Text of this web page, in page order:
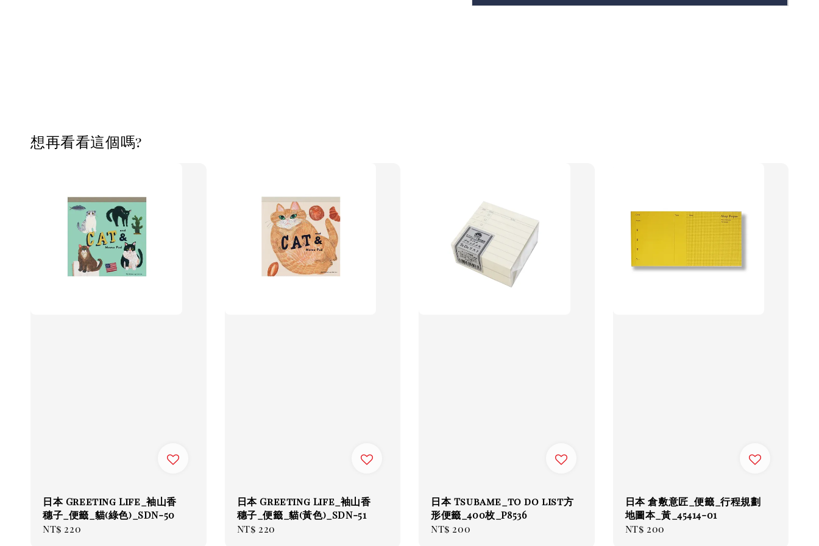
想再看看這個嗎?
日本 Greeting Life_袖山香
穗子_便籤_貓(綠色)_SDN-50
Regular
NT$ 220
日本 Greeting Life_袖山香
穗子_便籤_貓(黃色)_SDN-51
Regular
NT$ 220
日本 Tsubame_to do list方
形便籤_400枚_P8536
Regular
NT$ 200
日本 倉敷意匠_便籤_行程規劃
地圖本_黃_45414-01
Regular
NT$ 200